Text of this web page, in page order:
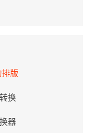
版
换
器